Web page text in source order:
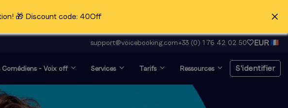
🎁 Discount code: 40Off
support@voicebooking.com+33 (0) 1 76 42 02 50 EUR
Comédiens - Voix off Services Tarifs Ressources S'identifier